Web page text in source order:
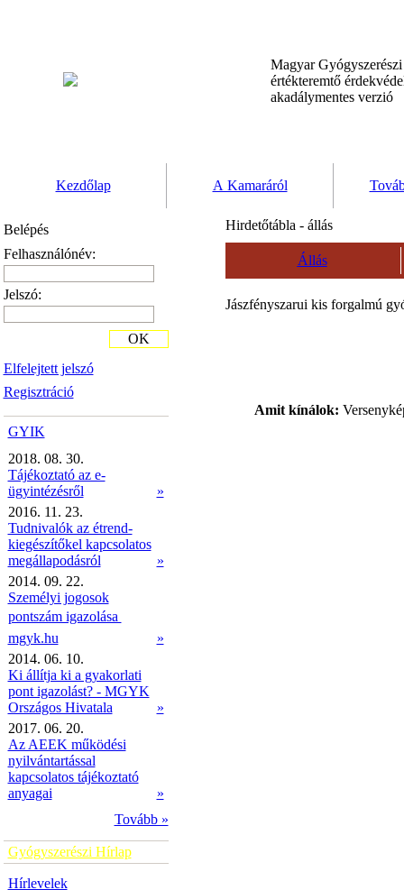
Magyar
értékteremtő
akadálymentes verzió
Kezdőlap A Kamaráról
Belépés
Felhasználónév:
Jelszó:
Elfelejtett jelszó
Regisztráció
OK
GYIK
2018. 08. 30.
Tájékoztató az e-
ügyintézésről
»
2016. 11. 23.
Tudnivalók az étrend-
kiegészítőkel kapcsolatos
megállapodásról
»
2014. 09. 22.
Személyi jogosok
pontszám igazolása 
mgyk.hu
»
2014. 06. 10.
Ki állítja ki a gyakorlati
pont igazolást? - MGYK
Országos Hivatala
»
2017. 06. 20.
Az AEEK működési
nyilvántartással
kapcsolatos tájékoztató
anyagai
»
Tovább »
Gyógyszerészi Hírlap
Hírlevelek
Hirdetőtábla - állás
Állás
Jászfényszarui kis forgalmú
Amit kínálok: